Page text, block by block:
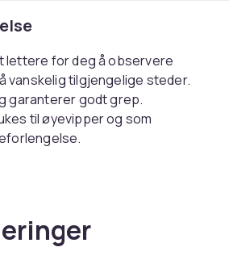
lettere for deg å observere
vanskelig tilgjengelige steder.
garanterer godt grep.
til øyevipper og som
stål